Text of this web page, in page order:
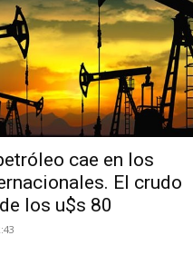
cae en los
El crudo
los u$s 80